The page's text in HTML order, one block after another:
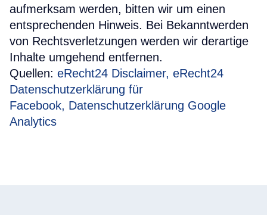
aufmerksam werden, bitten wir um einen
entsprechenden Hinweis. Bei Bekanntwerden
von Rechtsverletzungen werden wir derartige
Inhalte umgehend entfernen.
Quellen: eRecht24 Disclaimer, eRecht24
Datenschutzerklärung für
Facebook, Datenschutzerklärung Google
Analytics